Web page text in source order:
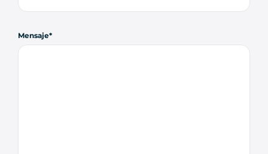
Mensaje